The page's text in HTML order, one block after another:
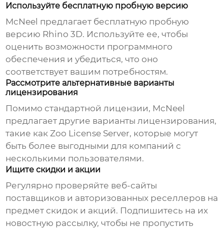
Используйте бесплатную пробную версию
McNeel предлагает бесплатную пробную
версию Rhino 3D. Используйте ее, чтобы
оценить возможности программного
обеспечения и убедиться, что оно
соответствует вашим потребностям.
Рассмотрите альтернативные варианты
лицензирования
Помимо стандартной лицензии, McNeel
предлагает другие варианты лицензирования,
такие как Zoo License Server, которые могут
быть более выгодными для компаний с
несколькими пользователями.
Ищите скидки и акции
Регулярно проверяйте веб-сайты
поставщиков и авторизованных реселлеров на
предмет скидок и акций. Подпишитесь на их
новостную рассылку, чтобы не пропустить